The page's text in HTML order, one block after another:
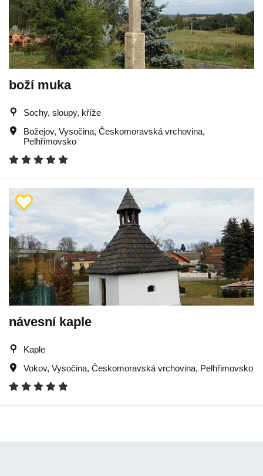
boží muka
Sochy, sloupy, kříže
Božejov, Vysočina, Českomoravská vrchovina,
Pelhřimovsko
návesní kaple
Kaple
Vokov, Vysočina, Českomoravská vrchovina, Pelhřimovsko